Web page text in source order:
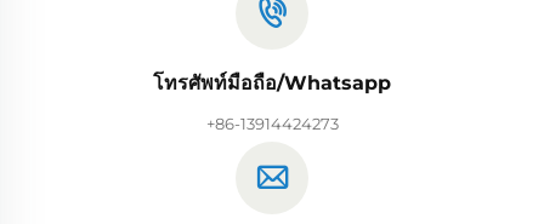
โทรศัพท์มือถือ/Whatsapp
+86-13914424273